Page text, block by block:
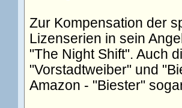
Zur Kompensation der
Lizenserien in sein
"The Night Shift". Auch
"Vorstadtweiber" und
Amazon - "Biester"